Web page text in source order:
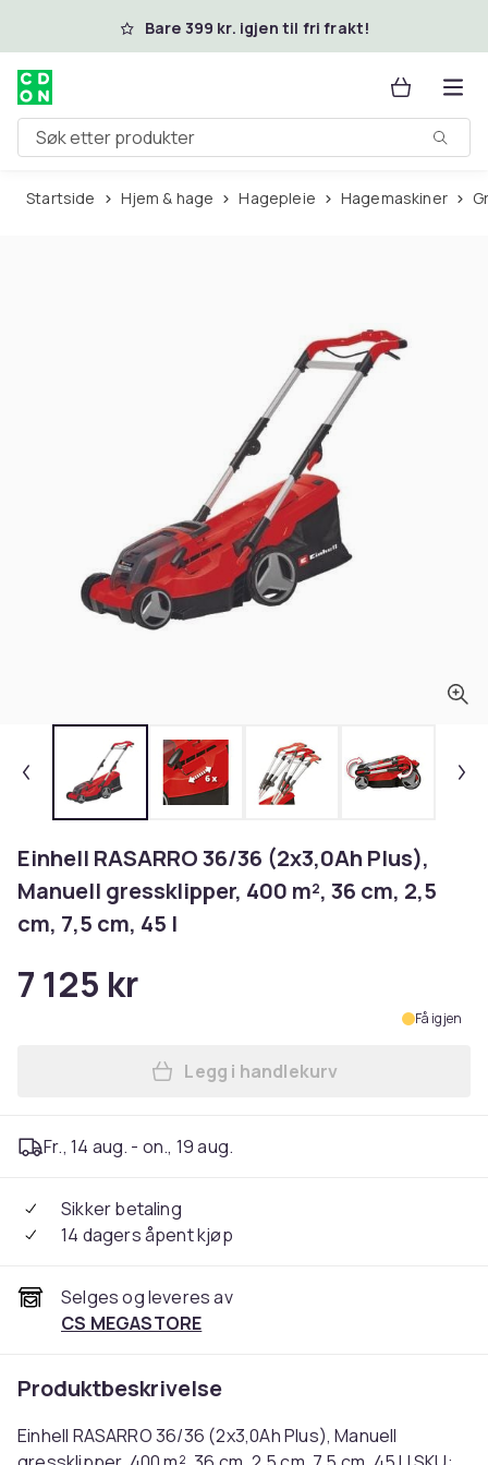
Hopp til hovedinnholdBare 399 kr. igjen til fri frakt!
Søk etter produkter
Startside Hjem & hage Hagepleie Hagemaskiner
Einhell RASARRO 36/36 (2x3,0Ah Plus),
Manuell gressklipper, 400 m², 36 cm, 2,5
cm, 7,5 cm, 45 l
7 125 kr
Få igjen
Legg Einhell RASARRO
Legg i handlekurv
Fr., 14 aug. - on., 19 aug.
Sikker betaling
14 dagers åpent kjøp
Selges og leveres av
CS MEGASTORE
Produktbeskrivelse
Einhell RASARRO 36/36 (2x3,0Ah Plus), Manuell